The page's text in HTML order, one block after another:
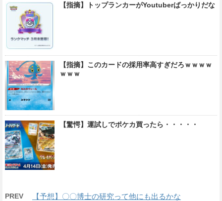
【指摘】トップランカーがYoutuberばっかりだな
【指摘】このカードの採用率高すぎだろｗｗｗｗ
ｗｗｗ
【驚愕】運試しでポケカ買ったら・・・・・
PREV 【予想】〇〇博士の研究って他にも出るかな